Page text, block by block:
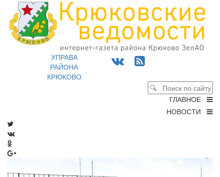
УПРАВА
РАЙОНА
КРЮКОВО
ГЛАВНОЕ
НОВОСТИ